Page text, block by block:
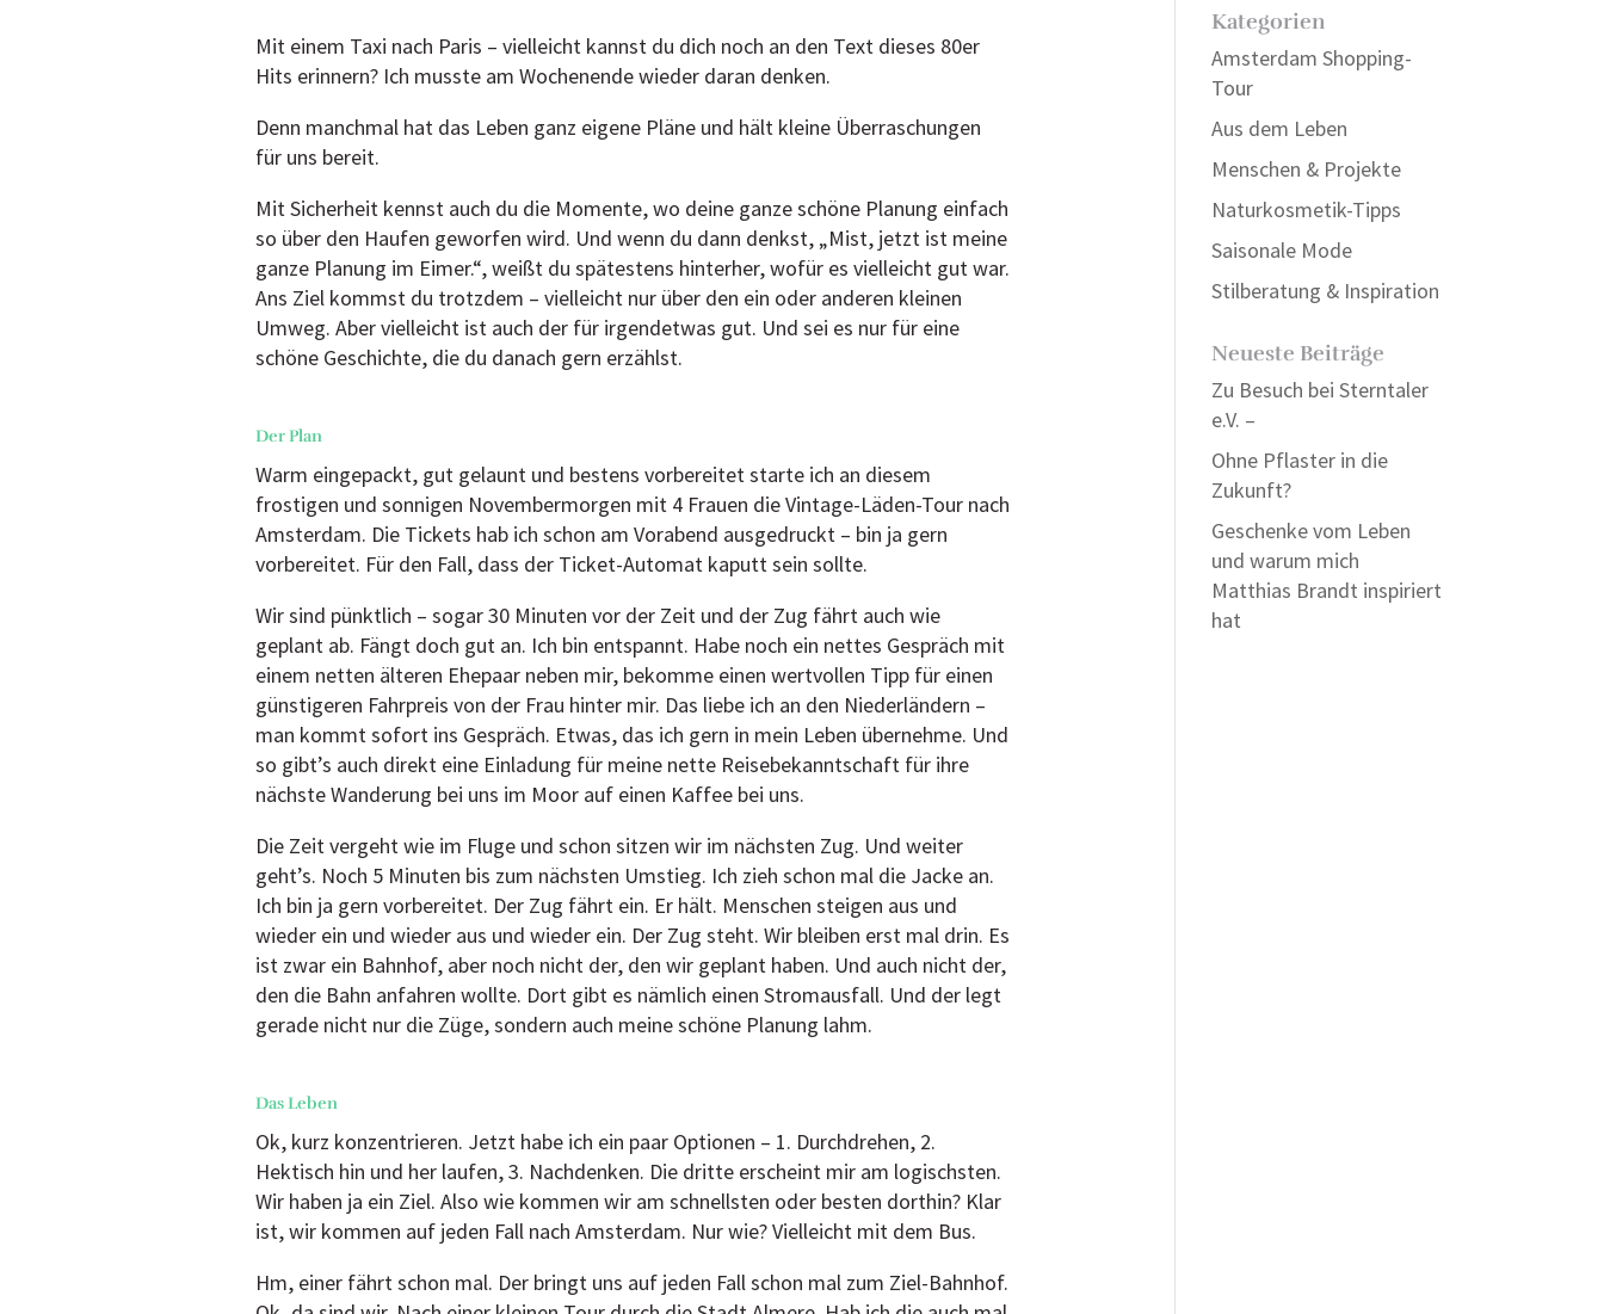
Mit einem Taxi nach Paris – vielleicht kannst du dich noch an den Text dieses 80er
Hits erinnern? Ich musste am Wochenende wieder daran denken.
Denn manchmal hat das Leben ganz eigene Pläne und hält kleine Überraschungen
für uns bereit.
Mit Sicherheit kennst auch du die Momente, wo deine ganze schöne Planung einfach
so über den Haufen geworfen wird. Und wenn du dann denkst, „Mist, jetzt ist meine
ganze Planung im Eimer.“, weißt du spätestens hinterher, wofür es vielleicht gut war.
Ans Ziel kommst du trotzdem – vielleicht nur über den ein oder anderen kleinen
Umweg. Aber vielleicht ist auch der für irgendetwas gut. Und sei es nur für eine
schöne Geschichte, die du danach gern erzählst.
Der Plan
Warm eingepackt, gut gelaunt und bestens vorbereitet starte ich an diesem
frostigen und sonnigen Novembermorgen mit 4 Frauen die Vintage-Läden-Tour nach
Amsterdam. Die Tickets hab ich schon am Vorabend ausgedruckt – bin ja gern
vorbereitet. Für den Fall, dass der Ticket-Automat kaputt sein sollte.
Wir sind pünktlich – sogar 30 Minuten vor der Zeit und der Zug fährt auch wie
geplant ab. Fängt doch gut an. Ich bin entspannt. Habe noch ein nettes Gespräch mit
einem netten älteren Ehepaar neben mir, bekomme einen wertvollen Tipp für einen
günstigeren Fahrpreis von der Frau hinter mir. Das liebe ich an den Niederländern –
man kommt sofort ins Gespräch. Etwas, das ich gern in mein Leben übernehme. Und
so gibt’s auch direkt eine Einladung für meine nette Reisebekanntschaft für ihre
nächste Wanderung bei uns im Moor auf einen Kaffee bei uns.
Die Zeit vergeht wie im Fluge und schon sitzen wir im nächsten Zug. Und weiter
geht’s. Noch 5 Minuten bis zum nächsten Umstieg. Ich zieh schon mal die Jacke an.
Ich bin ja gern vorbereitet. Der Zug fährt ein. Er hält. Menschen steigen aus und
wieder ein und wieder aus und wieder ein. Der Zug steht. Wir bleiben erst mal drin. Es
ist zwar ein Bahnhof, aber noch nicht der, den wir geplant haben. Und auch nicht der,
den die Bahn anfahren wollte. Dort gibt es nämlich einen Stromausfall. Und der legt
gerade nicht nur die Züge, sondern auch meine schöne Planung lahm.
Das Leben
Ok, kurz konzentrieren. Jetzt habe ich ein paar Optionen – 1. Durchdrehen, 2.
Hektisch hin und her laufen, 3. Nachdenken. Die dritte erscheint mir am logischsten.
Wir haben ja ein Ziel. Also wie kommen wir am schnellsten oder besten dorthin? Klar
ist, wir kommen auf jeden Fall nach Amsterdam. Nur wie? Vielleicht mit dem Bus.
Hm, einer fährt schon mal. Der bringt uns auf jeden Fall schon mal zum Ziel-Bahnhof.
Kategorien
Amsterdam Shopping-
Tour
Aus dem Leben
Menschen & Projekte
Naturkosmetik-Tipps
Saisonale Mode
Stilberatung & Inspiration
Neueste Beiträge
Zu Besuch bei Sterntaler
e.V. –
Ohne Pflaster in die
Zukunft?
Geschenke vom Leben
und warum mich
Matthias Brandt inspiriert
hat